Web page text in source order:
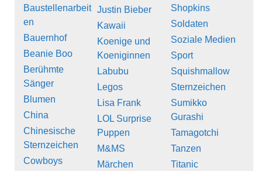
Baustellenarbeit
en
Bauernhof
Beanie Boo
Berühmte
Sänger
Blumen
China
Chinesische
Sternzeichen
Cowboys
Justin Bieber
Kawaii
Koenige und
Koeniginnen
Labubu
Legos
Lisa Frank
LOL Surprise
Puppen
M&MS
Märchen
Shopkins
Soldaten
Soziale Medien
Sport
Squishmallow
Sternzeichen
Sumikko
Gurashi
Tamagotchi
Tanzen
Titanic